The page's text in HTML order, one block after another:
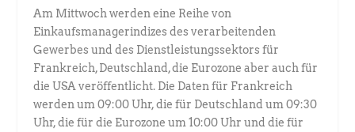
Am Mittwoch werden eine Reihe von
Einkaufsmanagerindizes des verarbeitenden
Gewerbes und des Dienstleistungssektors für
Frankreich, Deutschland, die Eurozone aber auch für
die USA veröffentlicht. Die Daten für Frankreich
werden um 09:00 Uhr, die für Deutschland um 09:30
Uhr, die für die Eurozone um 10:00 Uhr und die für